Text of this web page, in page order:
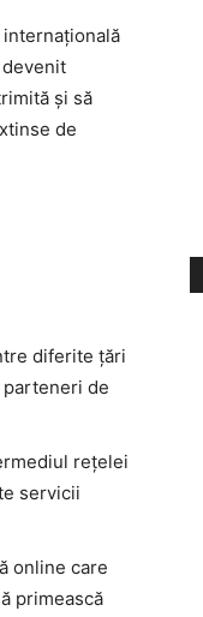
devenit
și să
de
diferite țări
de
rețelei
servicii
online care
primească